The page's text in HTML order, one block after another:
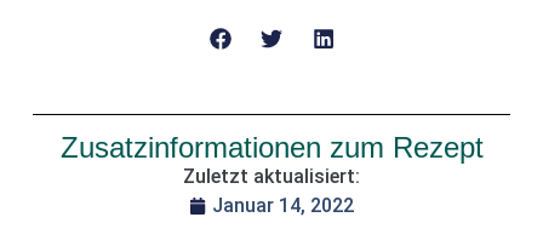
Zusatzinformationen zum Rezept
Zuletzt aktualisiert:
Januar 14, 2022